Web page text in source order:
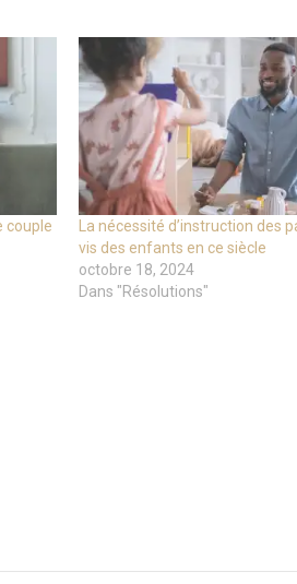
couple
La nécessité d’instruction des
vis des enfants en ce siècle
octobre 18, 2024
Dans "Résolutions"